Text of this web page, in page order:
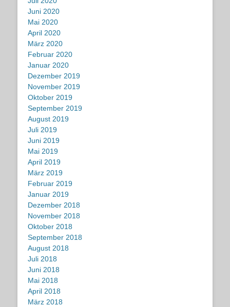
Juni 2020
Mai 2020
April 2020
März 2020
Februar 2020
Januar 2020
Dezember 2019
November 2019
Oktober 2019
September 2019
August 2019
Juli 2019
Juni 2019
Mai 2019
April 2019
März 2019
Februar 2019
Januar 2019
Dezember 2018
November 2018
Oktober 2018
September 2018
August 2018
Juli 2018
Juni 2018
Mai 2018
April 2018
März 2018